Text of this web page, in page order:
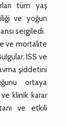
tüm yaş
ve yoğun
sergiledi.
ve mortalite
ISS ve
şiddetini
ortaya
klinik karar
ve etkili